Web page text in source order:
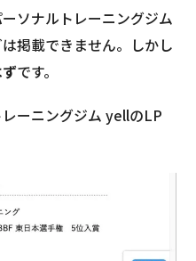
ソナルトレーニングジム
掲載できません。しかし
です。
ーニングジム yellのLP